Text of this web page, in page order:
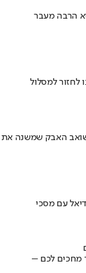
הרבה מעבר
למסלול
שואב האבק שמשנה את
מחכים לכם –